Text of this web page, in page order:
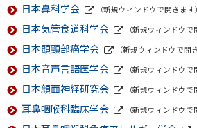
ト
イ
ト
部
イ
ト
日本鼻科学会
部
サ
イ
ト
（新規ウィンドウで開きます）
日本気管食道科学会
部
サ
イ
ト
（新規ウィンドウで
日本頭頸部癌学会
部
サ
イ
ト
（新規ウィンドウで開
日本音声言語医学会
部
サ
イ
ト
（新規ウィンドウで
日本顔面神経研究会
部
サ
（新規ウィンドウで
耳鼻咽喉科臨床学会
（新規ウィンドウで